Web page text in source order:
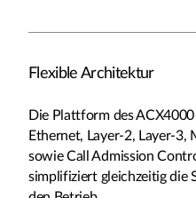
Flexible Architektur
Die Plattform des
Ethernet, Layer-2, Layer-3,
sowie Call Admission
simplifiziert gleichzeitig die